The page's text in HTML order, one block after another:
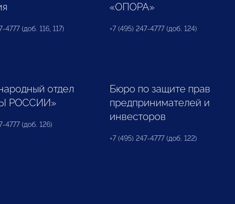
4777 (доб. 116, 117)
«ОПОРА»
+7 (495) 247-4777 (доб. 124)
отдел
РОССИИ»
4777 (доб. 126)
Бюро по защите прав
предпринимателей и
инвесторов
+7 (495) 247-4777 (доб. 122)